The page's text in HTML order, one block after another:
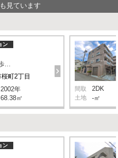
見ています
町2丁目
ン
2002年
68.38㎡
間取 2DK
土地 -㎡
ン